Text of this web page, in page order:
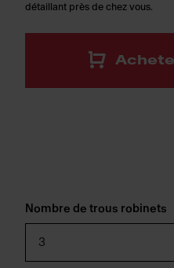
détaillant près de chez vous.
Nombre de trous robinets
3